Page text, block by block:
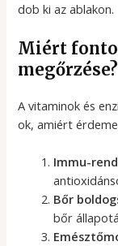
dob ki az ablakon.
Miért
megőrzése?
A vitaminok és
ok, amiért
Immu-
Bőr
bőr